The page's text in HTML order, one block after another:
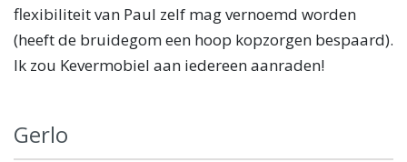
flexibiliteit van Paul zelf mag vernoemd worden
(heeft de bruidegom een hoop kopzorgen bespaard).
Ik zou Kevermobiel aan iedereen aanraden!
Gerlo